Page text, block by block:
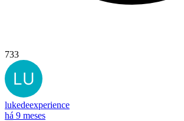
733
lukedeexperience
há 9 meses